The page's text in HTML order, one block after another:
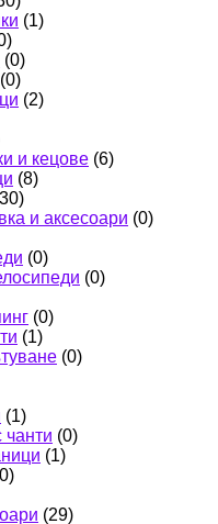
(1)
(0)
(0)
(2)
и кецове (6)
(8)
и аксесоари (0)
(0)
(0)
(0)
(1)
(0)
(1)
(0)
(1)
(29)